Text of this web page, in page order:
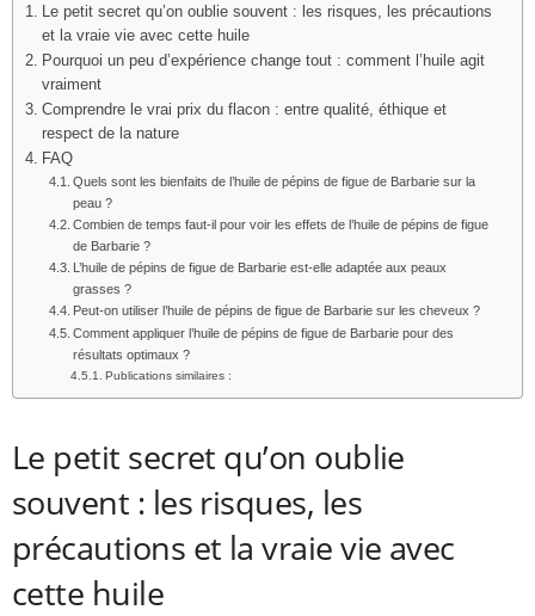
Le petit secret qu’on oublie souvent : les risques, les précautions
et la vraie vie avec cette huile
Pourquoi un peu d’expérience change tout : comment l’huile agit
vraiment
Comprendre le vrai prix du flacon : entre qualité, éthique et
respect de la nature
FAQ
Quels sont les bienfaits de l’huile de pépins de figue de Barbarie sur la
peau ?
Combien de temps faut-il pour voir les effets de l’huile de pépins de figue
de Barbarie ?
L’huile de pépins de figue de Barbarie est-elle adaptée aux peaux
grasses ?
Peut-on utiliser l’huile de pépins de figue de Barbarie sur les cheveux ?
Comment appliquer l’huile de pépins de figue de Barbarie pour des
résultats optimaux ?
Publications similaires :
Le petit secret qu’on oublie
souvent : les risques, les
précautions et la vraie vie avec
cette huile